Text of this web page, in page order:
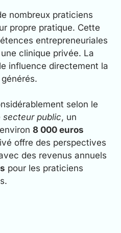
nombreux praticiens
propre pratique. Cette
entrepreneuriales
clinique privée. La
influence directement la
selon le
secteur public, un
8 000 euros
offre des perspectives
des revenus annuels
pour les praticiens